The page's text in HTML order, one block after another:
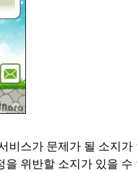
비스가 문제가 될 소지가
위반할 소지가 있을 수